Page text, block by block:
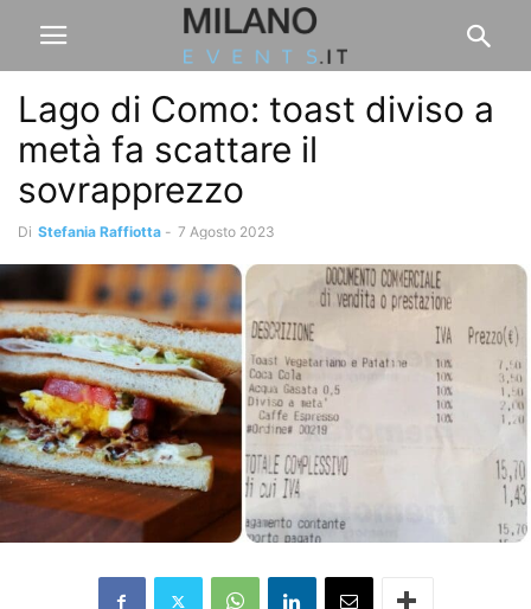
Lago di Como: toast diviso a
metà fa scattare il
sovrapprezzo
Di Stefania Raffiotta - 7 Agosto 2023